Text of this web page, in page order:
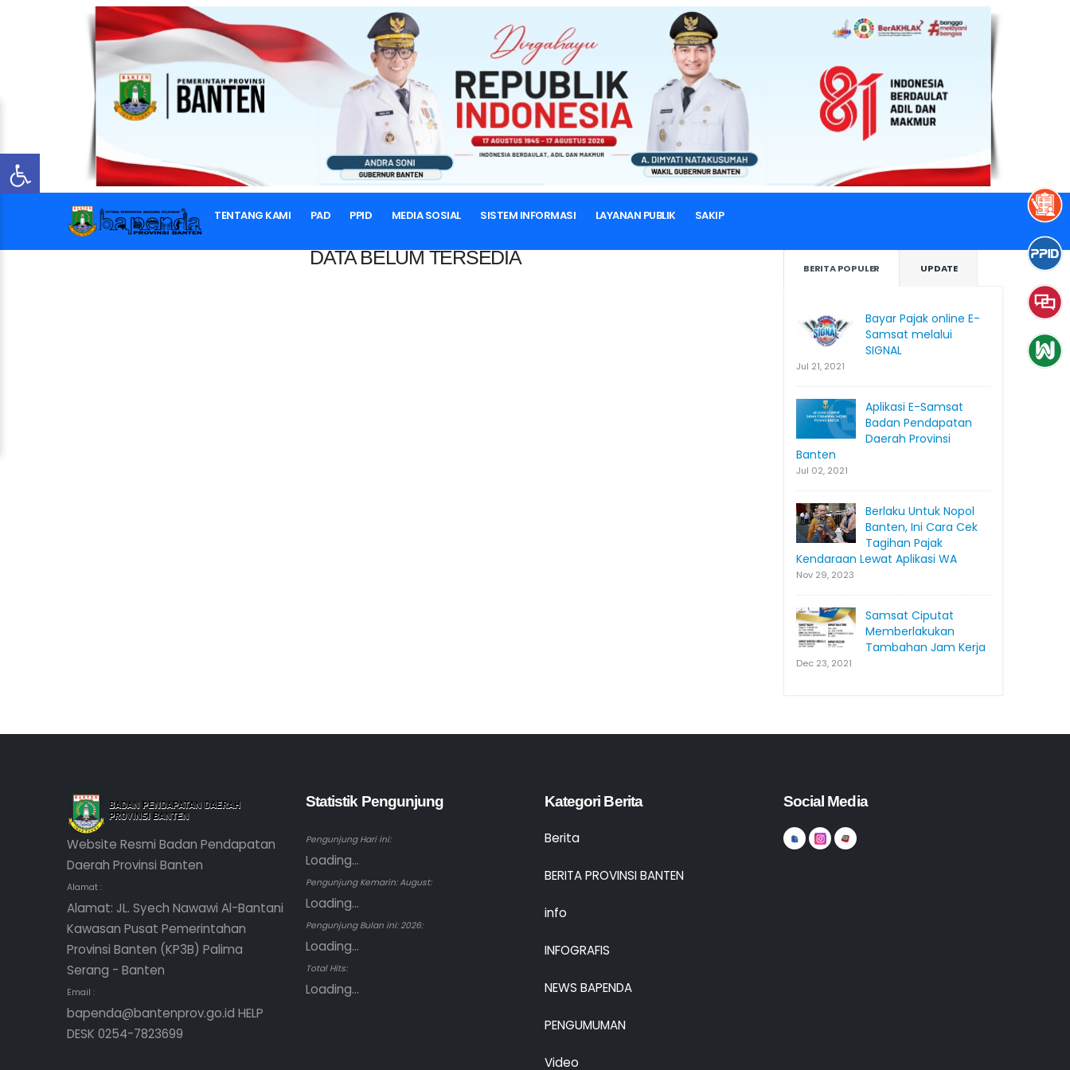
TENTANG KAMI PAD PPID MEDIA SOSIAL SISTEM INFORMASI LAYANAN PUBLIK SAKIP
BERANDA
DATA BELUM TERSEDIA
BERITA POPULER UPDATE
Bayar Pajak online E-
Samsat melalui
SIGNAL
Jul 21, 2021
Aplikasi E-Samsat
Badan Pendapatan
Daerah Provinsi
Banten
Jul 02, 2021
Berlaku Untuk Nopol
Banten, Ini Cara Cek
Tagihan Pajak
Kendaraan Lewat Aplikasi WA
Nov 29, 2023
Samsat Ciputat
Memberlakukan
Tambahan Jam Kerja
Dec 23, 2021
Website Resmi Badan Pendapatan
Daerah Provinsi Banten
Alamat :
Alamat: JL. Syech Nawawi Al-Bantani
Kawasan Pusat Pemerintahan
Provinsi Banten (KP3B) Palima
Serang - Banten
Email :
bapenda@bantenprov.go.id HELP
DESK 0254-7823699
Statistik Pengunjung
Pengunjung Hari ini:
Loading...
Pengunjung Kemarin: August:
Loading...
Pengunjung Bulan ini: 2026:
Loading...
Total Hits:
Loading...
Kategori Berita
Berita
BERITA PROVINSI BANTEN
info
INFOGRAFIS
NEWS BAPENDA
PENGUMUMAN
Video
Social Media